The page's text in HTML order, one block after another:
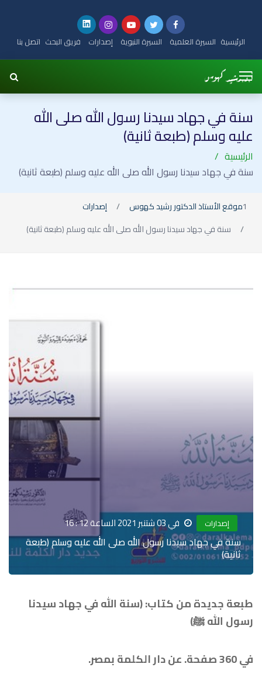
الرئيسية السيرة العلمية السيرة النبوية إصدارات فريق البحث اتصل بنا
سنة في جهاد سيدنا رسول الله صلى الله
عليه وسلم (طبعة ثانية)
الرئيسية
سنة في جهاد سيدنا رسول الله صلى الله عليه وسلم (طبعة ثانية)
موقع الأستاذ الدكتور رشيد كهوس
إصدارات
سنة في جهاد سيدنا رسول الله صلى الله عليه وسلم (طبعة ثانية)
إصدارات في 03 شتنبر 2021 الساعة 12 : 16
سنة في جهاد سيدنا رسول الله صلى الله عليه وسلم (طبعة
ثانية)
طبعة جديدة من كتاب: (سنة الله في جهاد سيدنا
رسول اللهﷺ)
في 360 صفحة. عن دار الكلمة بمصر.